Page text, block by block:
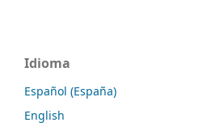
Idioma
Español (España)
English